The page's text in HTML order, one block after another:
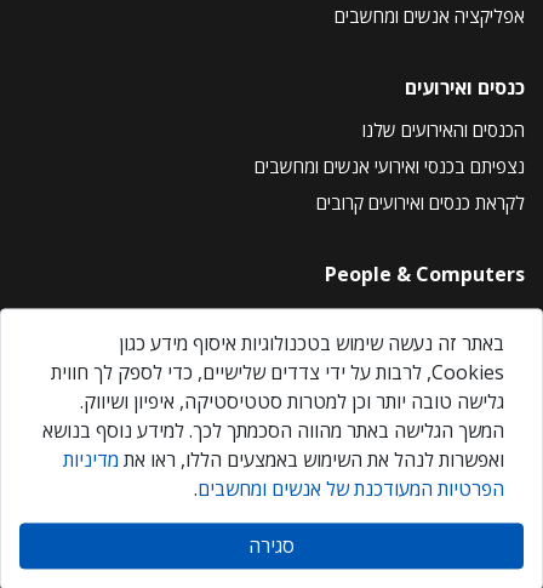
אפליקציה אנשים ומחשבים
כנסים ואירועים
הכנסים והאירועים שלנו
נצפיתם בכנסי ואירועי אנשים ומחשבים
לקראת כנסים ואירועים קרובים
People & Computers
About Us
Privacy Policy
Contact Us
Our Events
אנשים ומחשבים © 2026 – כל הזכויות שמורות
באתר זה נעשה שימוש בטכנולוגיות איסוף מידע כגון
Cookies, לרבות על ידי צדדים שלישיים, כדי לספק לך חווית
גלישה טובה יותר וכן למטרות סטטיסטיקה, איפיון ושיווק.
המשך הגלישה באתר מהווה הסכמתך לכך. למידע נוסף בנושא
ואפשרות לנהל את השימוש באמצעים הללו, ראו את מדיניות
הפרטיות המעודכנת של אנשים ומחשבים.
סגירה